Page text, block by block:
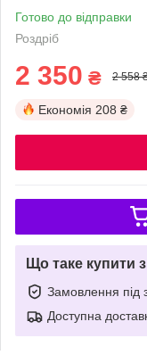
Готово до відправки
Роздріб
2 350 ₴ 2 558
Економія 208 ₴
Що таке купити
Замовлення під
Доступна